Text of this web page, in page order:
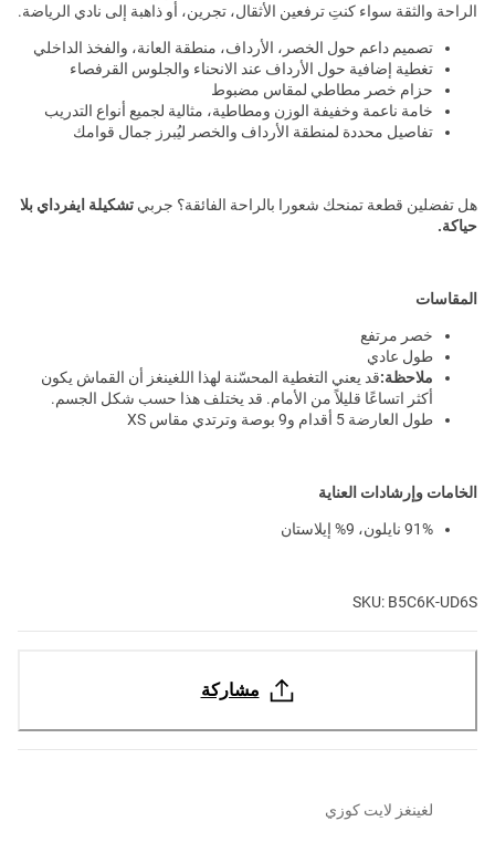
الراحة والثقة سواء كنتِ ترفعين الأثقال، تجرين، أو ذاهبة إلى نادي الرياضة.
تصميم داعم حول الخصر، الأرداف، منطقة العانة، والفخذ الداخلي
تغطية إضافية حول الأرداف عند الانحناء والجلوس القرفصاء
حزام خصر مطاطي لمقاس مضبوط
خامة ناعمة وخفيفة الوزن ومطاطية، مثالية لجميع أنواع التدريب
تفاصيل محددة لمنطقة الأرداف والخصر ليُبرز جمال قوامك
هل تفضلين قطعة تمنحك شعورا بالراحة الفائقة؟ جربي تشكيلة ايفرداي بلا
حياكة.
المقاسات
خصر مرتفع
طول عادي
ملاحظة:قد يعني التغطية المحسّنة لهذا اللغينغز أن القماش يكون
أكثر اتساعًا قليلاً من الأمام. قد يختلف هذا حسب شكل الجسم.
طول العارضة 5 أقدام و9 بوصة وترتدي مقاس XS
الخامات وإرشادات العناية
91% نايلون، 9% إيلاستان
SKU: B5C6K-UD6S
مشاركة
لغينغز لايت كوزي